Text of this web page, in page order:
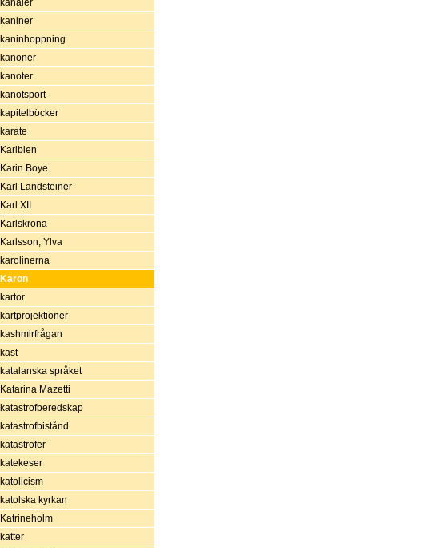
kanaler
kaniner
kaninhoppning
kanoner
kanoter
kanotsport
kapitelböcker
karate
Karibien
Karin Boye
Karl Landsteiner
Karl XII
Karlskrona
Karlsson, Ylva
karolinerna
Karon
kartor
kartprojektioner
kashmirfrågan
kast
katalanska språket
Katarina Mazetti
katastrofberedskap
katastrofbistånd
katastrofer
katekeser
katolicism
katolska kyrkan
Katrineholm
katter